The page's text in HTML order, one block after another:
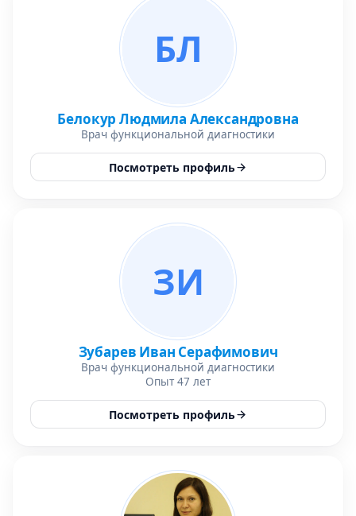
БЛ
Белокур Людмила Александровна
Врач функциональной диагностики
Посмотреть профиль
ЗИ
Зубарев Иван Серафимович
Врач функциональной диагностики
Опыт 47 лет
Посмотреть профиль